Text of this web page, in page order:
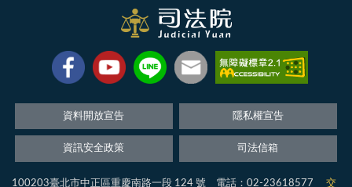
資料開放宣告 隱私權宣告
資訊安全政策 司法信箱
100203臺北市中正區重慶南路一段 124 號 電話：02-23618577 交